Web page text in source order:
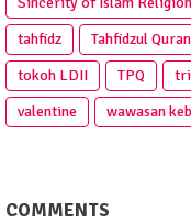
tahfidz
Tahfidzul Quran
tokoh LDII
TPQ tri
valentine
wawasan
COMMENTS